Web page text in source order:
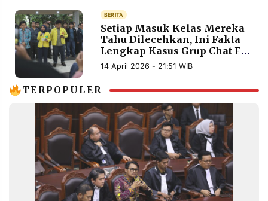
©
Resolusi.co
PRAMUDITA
BERITA
Setiap Masuk Kelas Mereka
Tahu Dilecehkan, Ini Fakta
Lengkap Kasus Grup Chat FH
UI
14 April 2026 - 21:51 WIB
TERPOPULER